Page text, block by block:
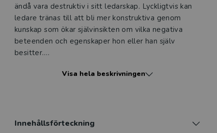
ändå vara destruktiv i sitt ledarskap. Lyckligtvis kan
ledare tränas till att bli mer konstruktiva genom
kunskap som ökar självinsikten om vilka negativa
beteenden och egenskaper hon eller han själv
besitter.
I denna bok beskrivs vad destruktivt ledarskap
redovisar även konsekvenserna av destruktivt
Visa hela beskrivningen
Innehållsförteckning